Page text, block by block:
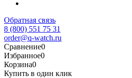
Обратная связь
8 (800) 551 75 31
order@q-watch.ru
Сравнение0
Избранное0
Корзина0
Купить в один клик